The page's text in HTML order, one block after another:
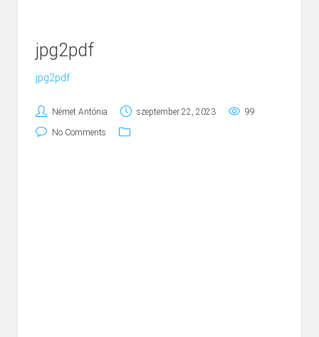
jpg2pdf
jpg2pdf
Német Antónia szeptember 22, 2023 99
No Comments